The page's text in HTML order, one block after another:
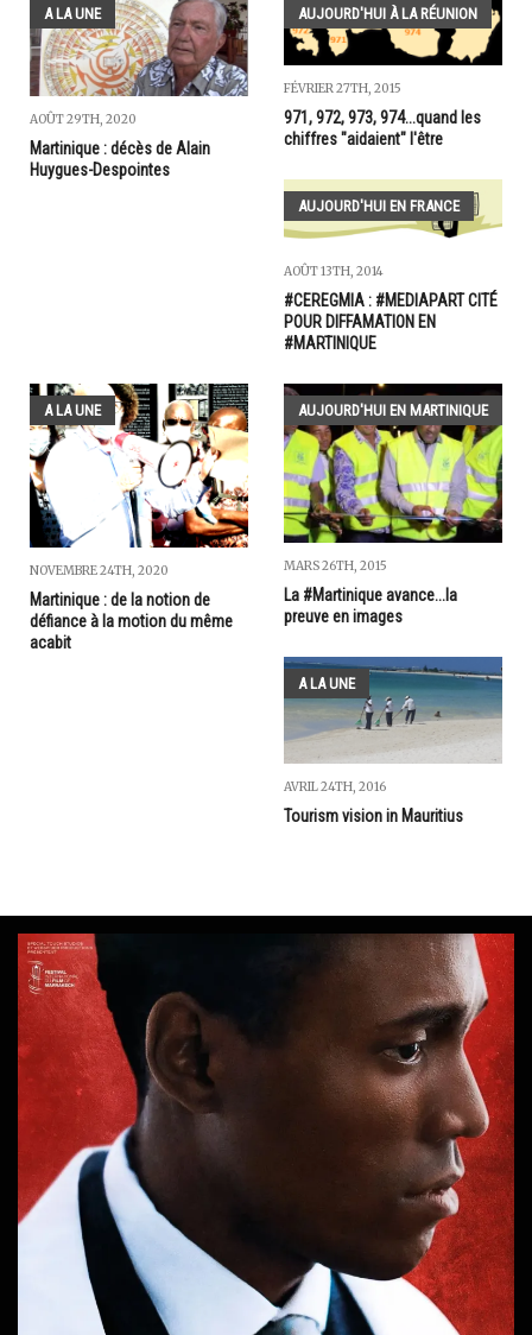
A LA UNE
AOÛT 29TH, 2020
Martinique : décès de Alain
Huygues-Despointes
AUJOURD'HUI À LA RÉUNION
FÉVRIER 27TH, 2015
971, 972, 973, 974...quand les
chiffres "aidaient" l'être
AUJOURD'HUI EN FRANCE
AOÛT 13TH, 2014
#CEREGMIA : #MEDIAPART CITÉ
POUR DIFFAMATION EN
#MARTINIQUE
A LA UNE
NOVEMBRE 24TH, 2020
Martinique : de la notion de
défiance à la motion du même
acabit
AUJOURD'HUI EN MARTINIQUE
MARS 26TH, 2015
La #Martinique avance...la
preuve en images
A LA UNE
AVRIL 24TH, 2016
Tourism vision in Mauritius